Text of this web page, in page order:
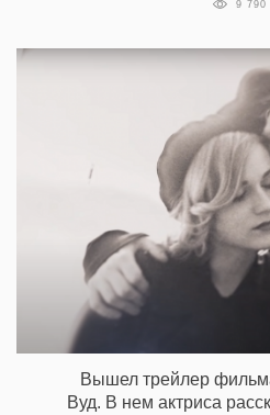
9 790
Вышел трейлер
Вуд. В нем актриса